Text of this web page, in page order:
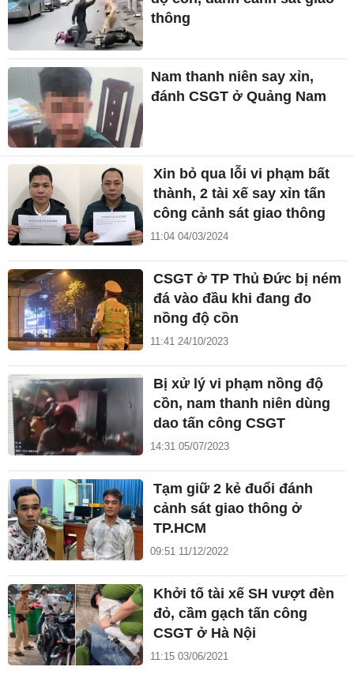
thông
Nam thanh niên say xỉn,
đánh CSGT ở Quảng Nam
Xin bỏ qua lỗi vi phạm bất
thành, 2 tài xế say xỉn tấn
công cảnh sát giao thông
11:04 04/03/2024
CSGT ở TP Thủ Đức bị ném
đá vào đầu khi đang đo
nồng độ cồn
11:41 24/10/2023
Bị xử lý vi phạm nồng độ
cồn, nam thanh niên dùng
dao tấn công CSGT
14:31 05/07/2023
Tạm giữ 2 kẻ đuổi đánh
cảnh sát giao thông ở
TP.HCM
09:51 11/12/2022
Khởi tố tài xế SH vượt đèn
đỏ, cầm gạch tấn công
CSGT ở Hà Nội
11:15 03/06/2021